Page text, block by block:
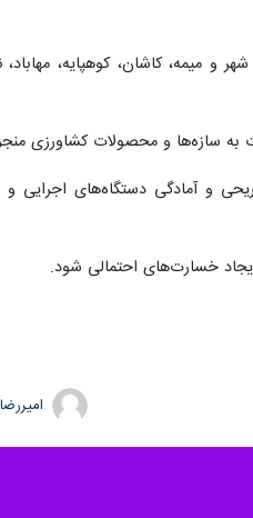
میمه، کاشان، کوهپایه، مهاباد،
به سازه‌ها و محصولات کشاورزی
و آمادگی دستگاه‌های اجرایی
خسارت‌های احتمالی شود.